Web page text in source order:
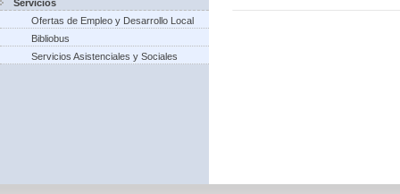
Servicios
Ofertas de Empleo y Desarrollo Local
Bibliobus
Servicios Asistenciales y Sociales